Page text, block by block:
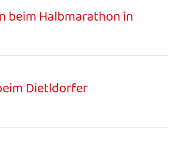
beim Halbmarathon in
Dietldorfer